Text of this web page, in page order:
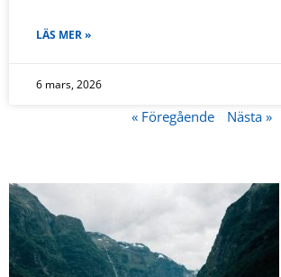
LÄS MER »
6 mars, 2026
« Föregående Nästa »